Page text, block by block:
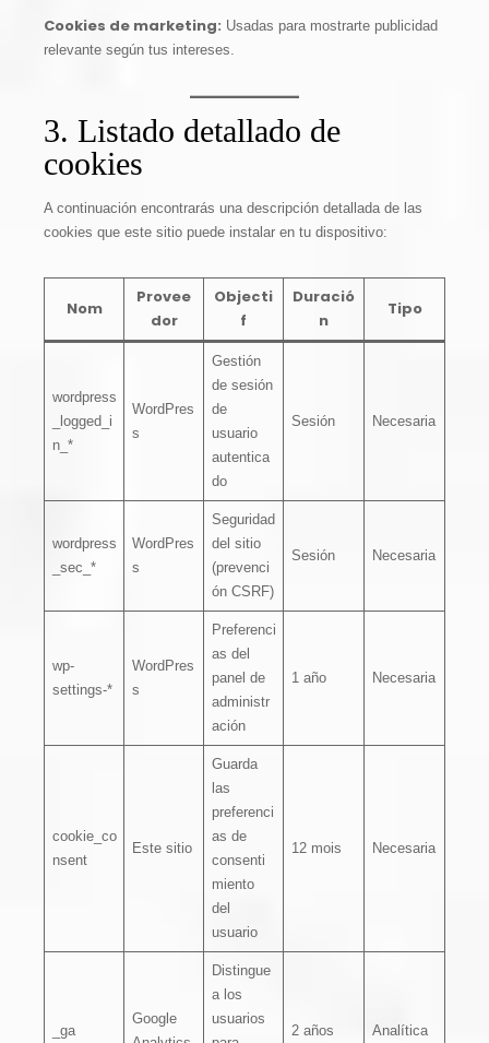
Cookies de marketing: Usadas para mostrarte publicidad
relevante según tus intereses.
3. Listado detallado de
cookies
A continuación encontrarás una descripción detallada de las
cookies que este sitio puede instalar en tu dispositivo:
Nom
Provee
dor
Objecti
f
Duració
n
Tipo
wordpress
_logged_i
n_*
WordPres
s
Gestión
de sesión
de
usuario
autentica
do
Sesión Necesaria
wordpress
_sec_*
WordPres
s
Seguridad
del sitio
(prevenci
ón CSRF)
Sesión Necesaria
wp-
settings-*
WordPres
s
Preferenci
as del
panel de
administr
ación
1 año Necesaria
cookie_co
nsent
Este sitio
Guarda
las
preferenci
as de
consenti
miento
del
usuario
12 mois Necesaria
_ga
Google
Distingue
a los
usuarios
2 años Analítica